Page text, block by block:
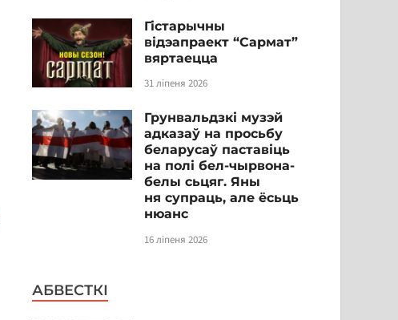
Гістарычны
відэапраект “Сармат”
вяртаецца
31 ліпеня 2026
Грунвальдзкі музэй
адказаў на просьбу
беларусаў паставіць
на полі бел-чырвона-
белы сьцяг. Яны
ня супраць, але ёсьць
нюанс
16 ліпеня 2026
АБВЕСТКІ